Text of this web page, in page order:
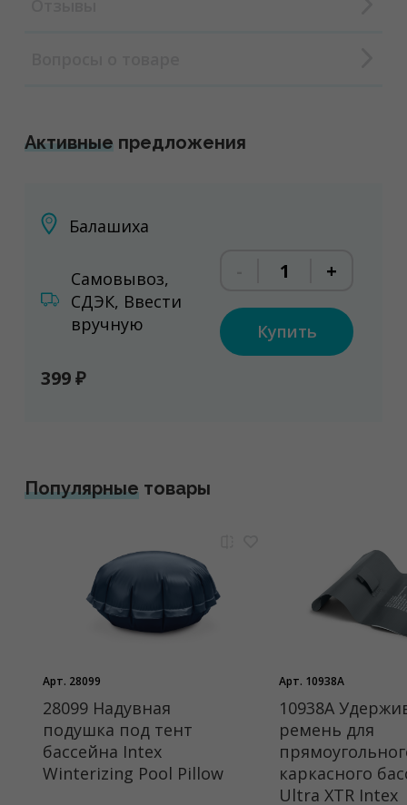
Активные предложения
Балашиха
Самовывоз,
СДЭК, Ввести
вручную
399 ₽
+
Купить
Популярныетовары
Арт. 28099
28099 Надувная
подушка под тент
бассейна Intex
Winterizing Pool Pillow
Арт. 10938A
10938A
ремень для
каркасного
Ultra XTR Intex